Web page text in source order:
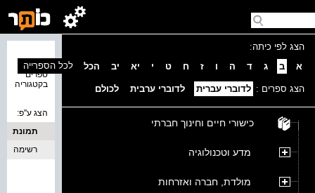
הצג לפי כיתה:
א
ב ג ד ה ו ז ח ט י יא יב הכל
הצג ספרים : לדוברי עברית לדוברי ערבית לכולם
כישורי חיים וחינוך חברתי
מדע וטכנולוגיה
מולדת, חברה ואזרחות
ספרים
בקטגוריה
לכל הספרייה
הצג ע''פ:
תמונת
כריכה
רשימה